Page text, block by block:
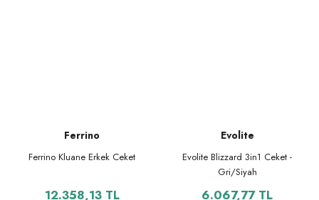
Ferrino
Ferrino Kluane Erkek Ceket
12.358,13 TL
Evolite
Evolite Blizzard 3in1 Ceket -
Gri/Siyah
6.067,77 TL